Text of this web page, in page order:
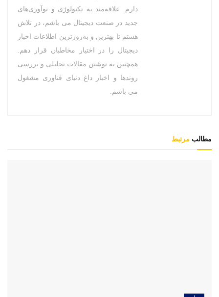
دارم. علاقه‌مند به تکنولوژی و نوآوری‌های
جدید در صنعت دیجیتال می باشم، در تلاش
هستم تا بهترین و به‌روزترین اطلاعات اخبار
دیجیتال را در اختیار مخاطبان قرار دهم.
همچنین به نوشتن مقالات تحلیلی و بررسی
روندها و اخبار داغ دنیای فناوری مشغول
می باشم.
مطالب مرتبط